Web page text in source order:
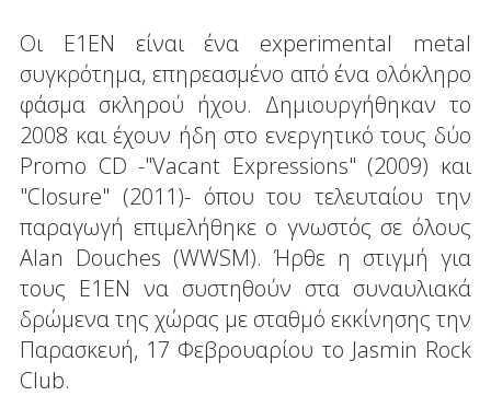
Οι E1EN είναι ένα experimental metal
συγκρότημα, επηρεασμένο από ένα ολόκληρο
φάσμα σκληρού ήχου. Δημιουργήθηκαν το
2008 και έχουν ήδη στο ενεργητικό τους δύο
Promo CD -"Vacant Expressions" (2009) και
"Closure" (2011)- όπου του τελευταίου την
παραγωγή επιμελήθηκε ο γνωστός σε όλους
Alan Douches (WWSM). Ήρθε η στιγμή για
τους E1EN να συστηθούν στα συναυλιακά
δρώμενα της χώρας με σταθμό εκκίνησης την
Παρασκευή, 17 Φεβρουαρίου το Jasmin Rock
Club.